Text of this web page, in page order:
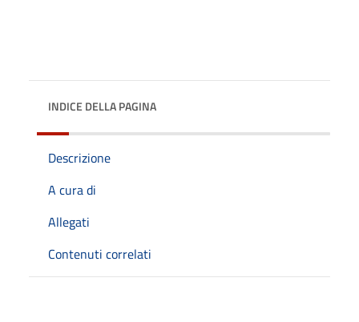
INDICE DELLA PAGINA
Descrizione
A cura di
Allegati
Contenuti correlati